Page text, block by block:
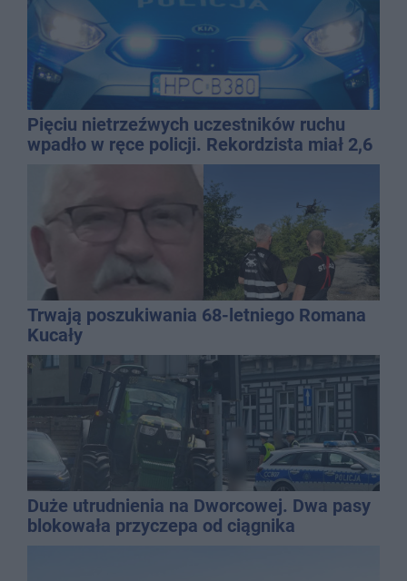
Pięciu nietrzeźwych uczestników ruchu
wpadło w ręce policji. Rekordzista miał 2,6
Trwają poszukiwania 68-letniego Romana
Kucały
Duże utrudnienia na Dworcowej. Dwa pasy
blokowała przyczepa od ciągnika